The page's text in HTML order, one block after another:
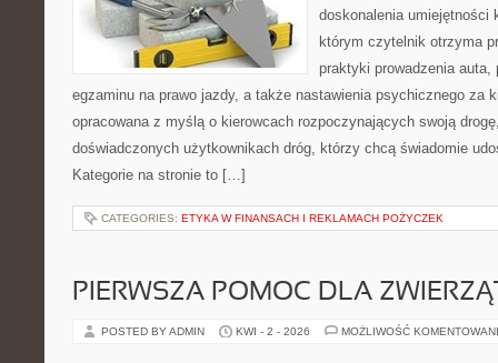
doskonalenia umiejętności
którym czytelnik otrzyma
praktyki prowadzenia auta,
egzaminu na prawo jazdy, a także nastawienia psychicznego za
opracowana z myślą o kierowcach rozpoczynających swoją
doświadczonych użytkownikach dróg, którzy chcą świadomie
Kategorie na stronie to […]
CATEGORIES: ETYKA W FINANSACH I REKLAMACH POŻYCZEK
PIERWSZA POMOC DLA
POSTED BY ADMIN KWI - 2 - 2026 MOŻLIWOŚĆ